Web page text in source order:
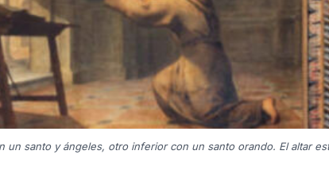
santo y ángeles, otro inferior con un santo orando. El altar